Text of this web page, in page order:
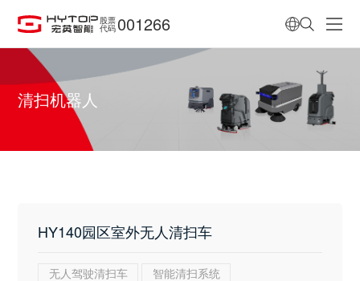
股票
代码 001266
清扫机器人
HY140园区室外无人清扫车
无人驾驶清扫车 智能清扫系统